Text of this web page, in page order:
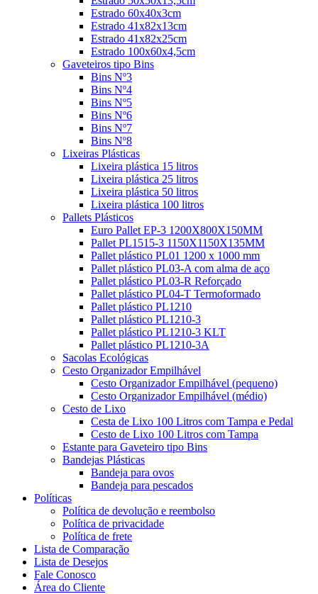
Estrado 60x40x3cm
Estrado 41x82x13cm
Estrado 41x82x25cm
Estrado 100x60x4,5cm
Gaveteiros tipo Bins
Bins Nº3
Bins Nº4
Bins Nº5
Bins Nº6
Bins Nº7
Bins Nº8
Lixeiras Plásticas
Lixeira plástica 15 litros
Lixeira plástica 25 litros
Lixeira plástica 50 litros
Lixeira plástica 100 litros
Pallets Plásticos
Euro Pallet EP-3 1200X800X150MM
Pallet PL1515-3 1150X1150X135MM
Pallet plástico PL01 1200 x 1000 mm
Pallet plástico PL03-A com alma de aço
Pallet plástico PL03-R Reforçado
Pallet plástico PL04-T Termoformado
Pallet plástico PL1210
Pallet plástico PL1210-3
Pallet plástico PL1210-3 KLT
Pallet plástico PL1210-3A
Sacolas Ecológicas
Cesto Organizador Empilhável
Cesto Organizador Empilhável (pequeno)
Cesto Organizador Empilhável (médio)
Cesto de Lixo
Cesta de Lixo 100 Litros com Tampa e Pedal
Cesto de Lixo 100 Litros com Tampa
Estante para Gaveteiro tipo Bins
Bandejas Plásticas
Bandeja para ovos
Bandeja para pescados
Políticas
Política de devolução e reembolso
Política de privacidade
Política de frete
Lista de Comparação
Lista de Desejos
Fale Conosco
Área do Cliente